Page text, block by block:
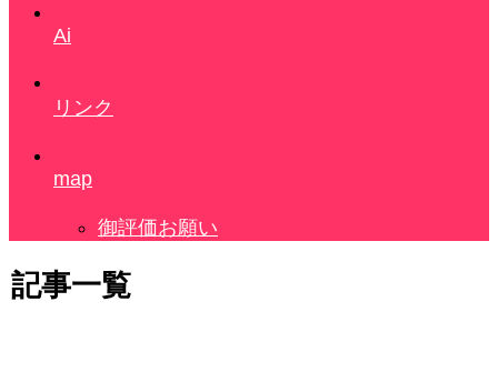
Ai
リンク
map
御評価お願い
記事一覧